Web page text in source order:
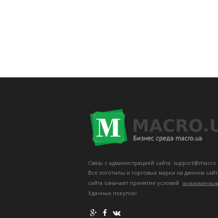
Связь с администрацией сайта:
Все логотипы и торговые марки на данном
сайта означает принятие условий
Удачных покупок!